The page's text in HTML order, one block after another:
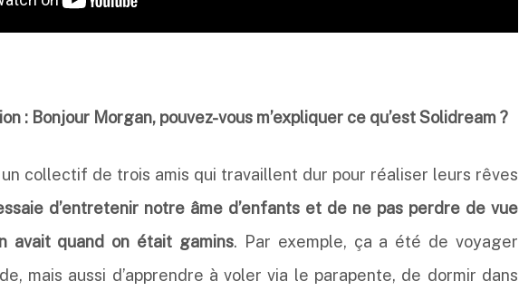
: Bonjour Morgan, pouvez-vous m’expliquer ce qu’est Solidream ?
un collectif de trois amis qui travaillent dur pour réaliser leurs rêves
d’entretenir notre âme d’enfants et de ne pas perdre de vue
avait quand on était gamins. Par exemple, ça a été de voyager
mais aussi d’apprendre à voler via le parapente, de dormir dans